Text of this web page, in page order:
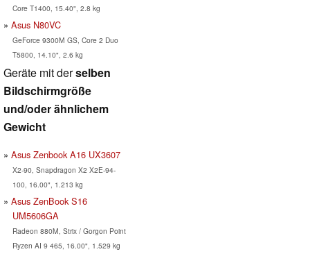
Core T1400, 15.40", 2.8 kg
Asus N80VC
GeForce 9300M GS, Core 2 Duo
T5800, 14.10", 2.6 kg
Geräte mit derselben
Bildschirmgröße
und/oder ähnlichem
Gewicht
Asus Zenbook A16 UX3607
X2-90, Snapdragon X2 X2E-94-
100, 16.00", 1.213 kg
Asus ZenBook S16
UM5606GA
Radeon 880M, Strix / Gorgon Point
Ryzen AI 9 465, 16.00", 1.529 kg